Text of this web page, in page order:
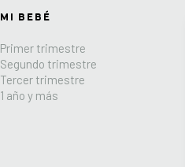
MI BEBÉ
Primer trimestre
Segundo trimestre
Tercer trimestre
1 año y más